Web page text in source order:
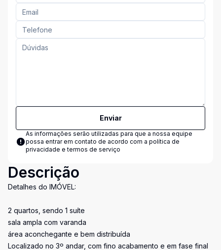
Enviar
As informações serão utilizadas para que a nossa equipe
possa entrar em contato de acordo com a política de
privacidade e termos de serviço
Descrição
Detalhes do IMÓVEL:
2 quartos, sendo 1 suíte
sala ampla com varanda
área aconchegante e bem distribuída
Localizado no 3º andar, com fino acabamento e em fase final